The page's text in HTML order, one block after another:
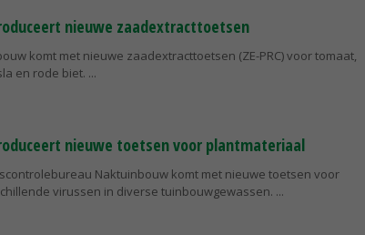
nieuwe zaadextracttoetsen
komt met nieuwe zaadextracttoetsen (ZE-PRC) voor tomaat,
en rode biet.
nieuwe toetsen voor plantmateriaal
Naktuinbouw komt met nieuwe toetsen voor
virussen in diverse tuinbouwgewassen.